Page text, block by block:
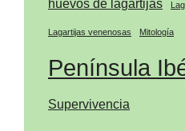
huevos de lagartijas
Lagartijas venenosas Mitología
Península
Supervivencia